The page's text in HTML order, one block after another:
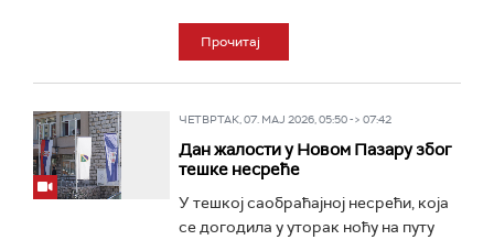
Прочитај
ЧЕТВРТАК, 07. МАЈ 2026, 05:50 -> 07:42
Дан жалости у Новом Пазару због
тешке несреће
У тешкој саобраћајној несрећи, која
се догодила у уторак ноћу на путу